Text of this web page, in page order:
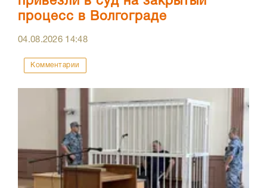
процесс в Волгограде
04.08.2026 14:48
Комментарии